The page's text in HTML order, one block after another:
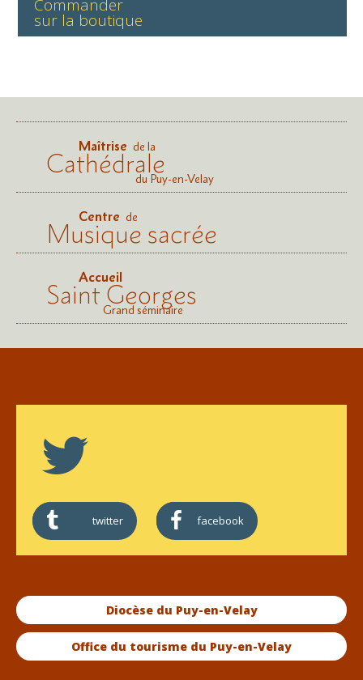
Commander
sur la boutique
Maîtrise de la
Cathédraledu Puy-en-Velay
Centre de
Musique sacrée
Accueil
Saint Georges
Grand séminaire
twitter facebook
Diocèse du Puy-en-Velay
Office du tourisme du Puy-en-Velay